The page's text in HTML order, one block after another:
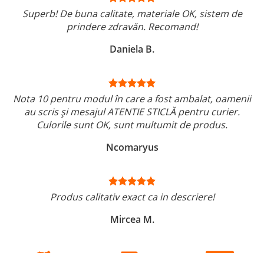
Superb! De buna calitate, materiale OK, sistem de
prindere zdravăn. Recomand!
Daniela B.
Nota 10 pentru modul în care a fost ambalat, oamenii
au scris și mesajul ATENTIE STICLĂ pentru curier.
Culorile sunt OK, sunt multumit de produs.
Ncomaryus
Produs calitativ exact ca in descriere!
Mircea M.